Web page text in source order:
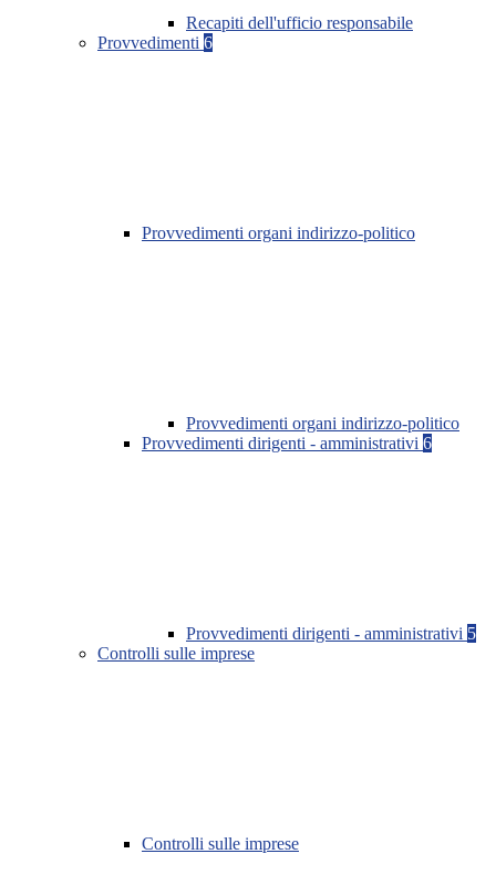
Recapiti dell'ufficio responsabile
Provvedimenti 6
Provvedimenti organi indirizzo-politico
Provvedimenti organi indirizzo-politico
Provvedimenti dirigenti - amministrativi 6
Provvedimenti dirigenti - amministrativi 5
Controlli sulle imprese
Controlli sulle imprese